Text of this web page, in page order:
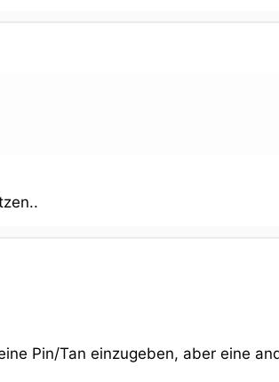
Pin/Tan einzugeben, aber eine